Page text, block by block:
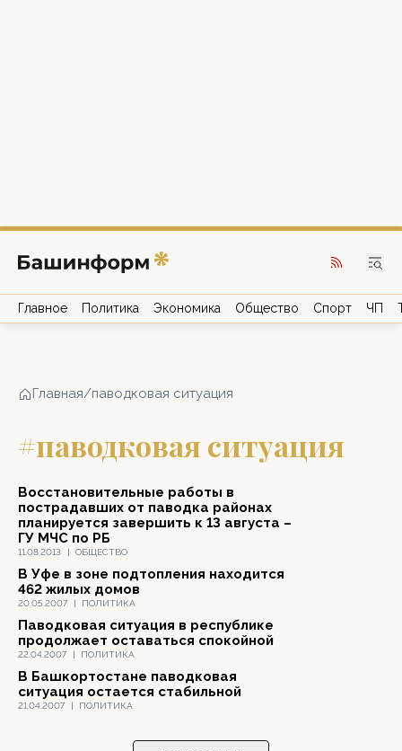
Главное Политика Экономика Общество Спорт ЧП
Главная/паводковая ситуация
#паводковая ситуация
11.08.2013 | ОБЩЕСТВО
Восстановительные работы в
пострадавших от паводка районах
планируется завершить к 13 августа –
ГУ МЧС по РБ
20.05.2007 | ПОЛИТИКА
В Уфе в зоне подтопления находится
462 жилых домов
22.04.2007 | ПОЛИТИКА
Паводковая ситуация в республике
продолжает оставаться спокойной
21.04.2007 | ПОЛИТИКА
В Башкортостане паводковая
ситуация остается стабильной